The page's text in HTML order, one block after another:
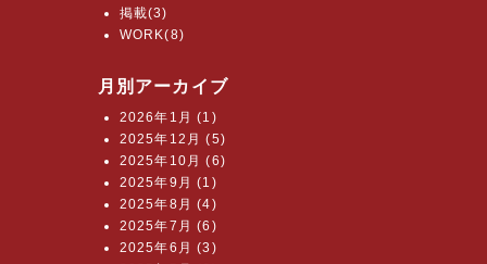
掲載(3)
WORK(8)
月別アーカイブ
2026年1月 (1)
2025年12月 (5)
2025年10月 (6)
2025年9月 (1)
2025年8月 (4)
2025年7月 (6)
2025年6月 (3)